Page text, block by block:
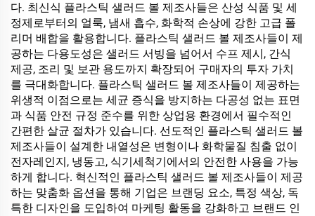
다. 최신식 플라스틱 샐러드 볼 제조사들은 산성 식품 및 세
정제로부터의 얼룩, 냄새 흡수, 화학적 손상에 강한 고급 폴
리머 배합을 활용합니다. 플라스틱 샐러드 볼 제조사들이 제
공하는 다용도성은 샐러드 서빙을 넘어서 수프 제시, 간식
제공, 조리 및 보관 용도까지 확장되어 구매자의 투자 가치
를 극대화합니다. 플라스틱 샐러드 볼 제조사들이 제공하는
위생적 이점으로는 세균 증식을 방지하는 다공성 없는 표면
과 식품 안전 규정 준수를 위한 상업용 환경에서 필수적인
간편한 살균 절차가 있습니다. 선도적인 플라스틱 샐러드 볼
제조사들이 설계한 내열성은 변형이나 화학물질 침출 없이
전자레인지, 냉동고, 식기세척기에서의 안전한 사용을 가능
하게 합니다. 혁신적인 플라스틱 샐러드 볼 제조사들이 제공
하는 맞춤화 옵션을 통해 기업은 브랜딩 요소, 특정 색상, 독
특한 디자인을 도입하여 마케팅 활동을 강화하고 브랜드 인